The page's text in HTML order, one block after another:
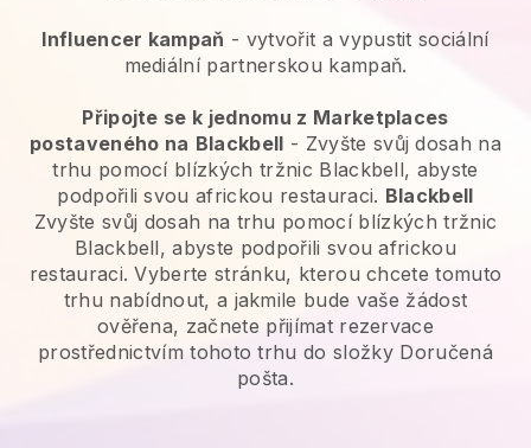
Influencer kampaň - vytvořit a vypustit sociální
mediální partnerskou kampaň.
Připojte se k jednomu z Marketplaces
postaveného na Blackbell - Zvyšte svůj dosah na
trhu pomocí blízkých tržnic Blackbell, abyste
podpořili svou africkou restauraci. Blackbell
Zvyšte svůj dosah na trhu pomocí blízkých tržnic
Blackbell, abyste podpořili svou africkou
restauraci. Vyberte stránku, kterou chcete tomuto
trhu nabídnout, a jakmile bude vaše žádost
ověřena, začnete přijímat rezervace
prostřednictvím tohoto trhu do složky Doručená
pošta.